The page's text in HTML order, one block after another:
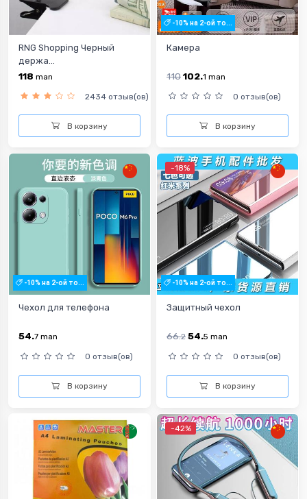
RNG Shopping Черный
держа...
118 man
2434 отзыв(ов)
В корзину
-10% на 2-ой то...
Камера
110102.1 man
0 отзыв(ов)
В корзину
-10% на 2-ой то...
Чехол для телефона
54.7 man
0 отзыв(ов)
В корзину
-18%
-10% на 2-ой то...
Защитный чехол
66.2 54.5 man
0 отзыв(ов)
В корзину
-42%